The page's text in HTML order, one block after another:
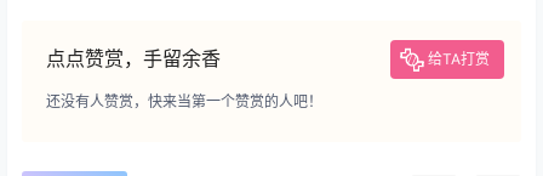
点点赞赏，手留余香 给TA打赏
还没有人赞赏，快来当第一个赞赏的人吧！